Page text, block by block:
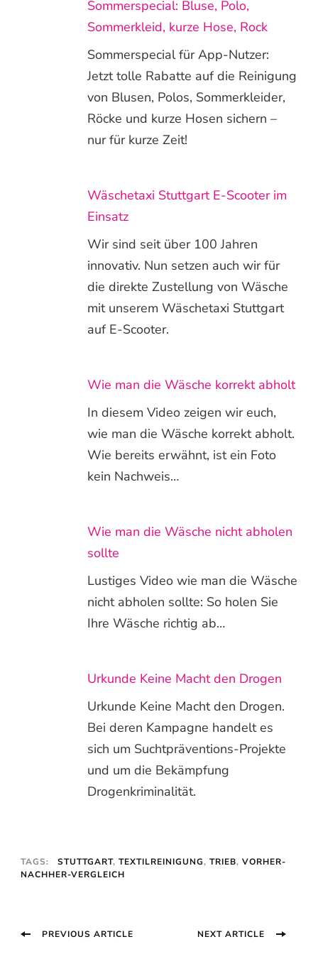
Sommerspecial: Bluse, Polo,
Sommerkleid, kurze Hose, Rock
Sommerspecial für App-Nutzer:
Jetzt tolle Rabatte auf die Reinigung
von Blusen, Polos, Sommerkleider,
Röcke und kurze Hosen sichern –
nur für kurze Zeit!
Wäschetaxi Stuttgart E-Scooter im
Einsatz
Wir sind seit über 100 Jahren
innovativ. Nun setzen auch wir für
die direkte Zustellung von Wäsche
mit unserem Wäschetaxi Stuttgart
auf E-Scooter.
Wie man die Wäsche korrekt abholt
In diesem Video zeigen wir euch,
wie man die Wäsche korrekt abholt.
Wie bereits erwähnt, ist ein Foto
kein Nachweis…
Wie man die Wäsche nicht abholen
sollte
Lustiges Video wie man die Wäsche
nicht abholen sollte: So holen Sie
Ihre Wäsche richtig ab…
Urkunde Keine Macht den Drogen
Urkunde Keine Macht den Drogen.
Bei deren Kampagne handelt es
sich um Suchtpräventions-Projekte
und um die Bekämpfung
Drogenkriminalität.
TAGS: STUTTGART, TEXTILREINIGUNG, TRIEB, VORHER-
NACHHER-VERGLEICH
PostPREVIOUS ARTICLE NEXT ARTICLE